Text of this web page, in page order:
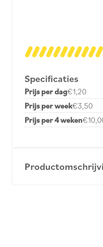
Specificaties
Prijs per dag€1,20
Prijs per week€3,50
Prijs per 4 weken